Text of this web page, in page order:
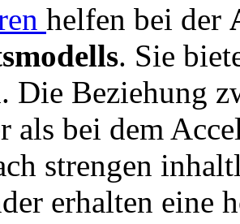
helfen bei der
. Sie
Die Beziehung
als bei dem
strengen
erhalten eine